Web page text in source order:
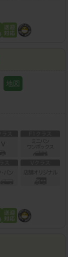
地図